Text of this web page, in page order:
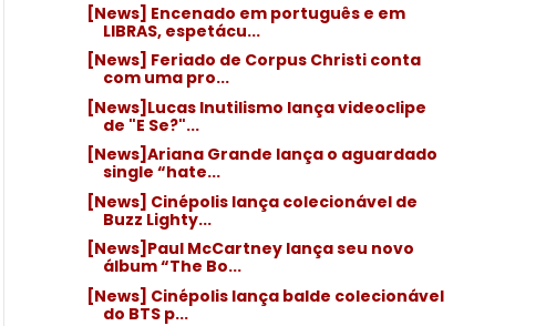
[News] Encenado em português e em
LIBRAS, espetácu...
[News] Feriado de Corpus Christi conta
com uma pro...
[News]Lucas Inutilismo lança videoclipe
de "E Se?"...
[News]Ariana Grande lança o aguardado
single “hate...
[News] Cinépolis lança colecionável de
Buzz Lighty...
[News]Paul McCartney lança seu novo
álbum “The Bo...
[News] Cinépolis lança balde colecionável
do BTS p...